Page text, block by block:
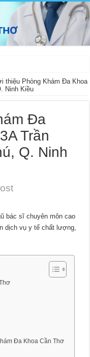
thiệu Phòng Khám Đa Khoa
Ninh Kiều
Đa
Trần
Q. Ninh
bác sĩ chuyên môn cao
dịch vụ y tế chất lượng,
Đa Khoa Cần Thơ